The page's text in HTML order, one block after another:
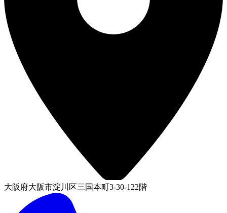
大阪府大阪市淀川区三国本町3-30-122階